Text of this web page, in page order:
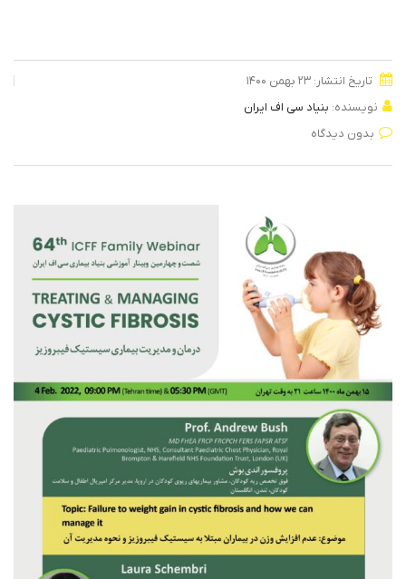
تاریخ انتشار: ۲۳ بهمن ۱۴۰۰
نویسنده: بنیاد سی اف ایران
بدون دیدگاه